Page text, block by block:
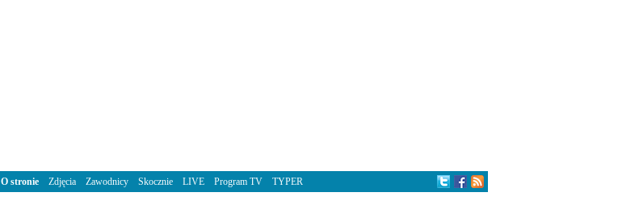
O stronie Zdjęcia Zawodnicy Skocznie LIVE Program TV TYPER